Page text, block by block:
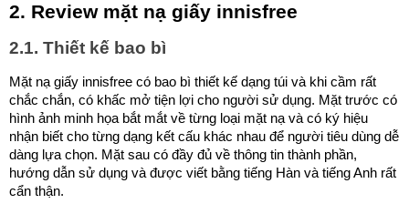
2. Review mặt nạ giấy innisfree
2.1. Thiết kế bao bì
Mặt nạ giấy innisfree có bao bì thiết kế dạng túi và khi cầm rất
chắc chắn, có khấc mở tiện lợi cho người sử dụng. Mặt trước có
hình ảnh minh họa bắt mắt về từng loại mặt nạ và có ký hiệu
nhận biết cho từng dạng kết cấu khác nhau để người tiêu dùng dễ
dàng lựa chọn. Mặt sau có đầy đủ về thông tin thành phần,
hướng dẫn sử dụng và được viết bằng tiếng Hàn và tiếng Anh rất
cẩn thận.